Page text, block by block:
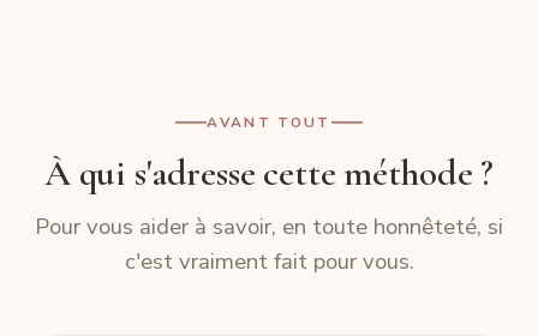
AVANT TOUT
À qui s'adresse cette méthode ?
Pour vous aider à savoir, en toute honnêteté, si
c'est vraiment fait pour vous.